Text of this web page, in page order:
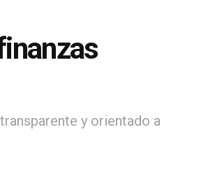
y orientado a